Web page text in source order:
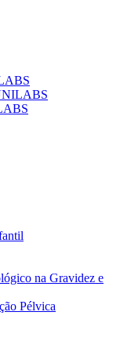
na Gravidez e
Pélvica